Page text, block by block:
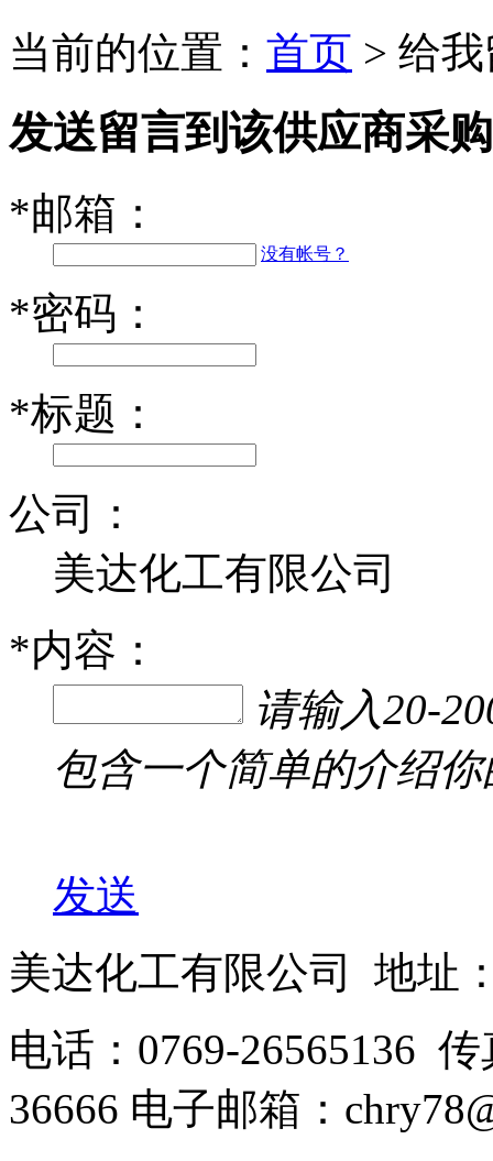
当前的位置： 首页 > 给
发送留言到该供应商采购
*邮箱：
没有帐号？
*密码：
*标题：
公司：
美达化工有限公司
*内容：
请输入20-
包含一个简单的介绍
发送
美达化工有限公司 地址
电话：0769-26565136
36666 电子邮箱：